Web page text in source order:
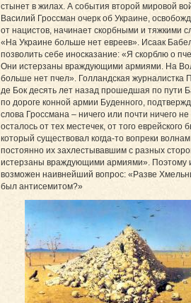
стынет в жилах. А события второй мировой
Василий Гроссман очерк об Украине,
от нацистов, начинает скорбными и тяжкими
«На Украине больше нет евреев». Исаак
позволить себе иносказание: «Я скорблю о
Они истерзаны враждующими армиями. На
больше нет пчел». Голландская журналистка
де Бок десять лет назад прошедшая по пути
по дороге конной армии Буденного,
слова Гроссмана – ничего или почти ничего не
осталось от тех местечек, от того еврейского
который существовал когда-то вопреки
постоянно их захлестывавшим с разных
истерзаны враждующими армиями». Поэтому
возможен наивнейший вопрос: «Разве
был антисемитом?»